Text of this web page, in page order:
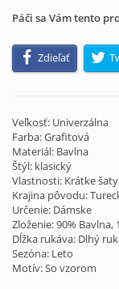
Páči sa Vám tento
Zdieľať
Veľkosť: Univerzálna
Farba: Grafitová
Materiál: Bavlna
Štýl: klasický
Vlastnosti: Krátke šaty
Krajina pôvodu:
Určenie: Dámske
Zloženie: 90% Bavlna,
Dĺžka rukáva: Dlhý
Sezóna: Leto
Motív: So vzorom